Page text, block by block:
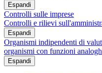
Espandi
Controlli sulle imprese
Controlli e rilievi
Espandi
Organismi indipendenti di
organismi con funzioni
Espandi